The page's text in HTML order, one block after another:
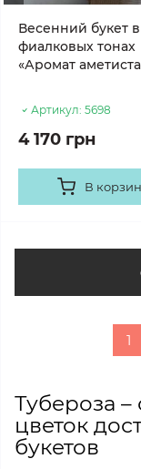
Весенний букет в
фиалковых тонах
«Аромат
Артикул: 5698
4 170 грн
В
1
Тубероза
цветок
букетов